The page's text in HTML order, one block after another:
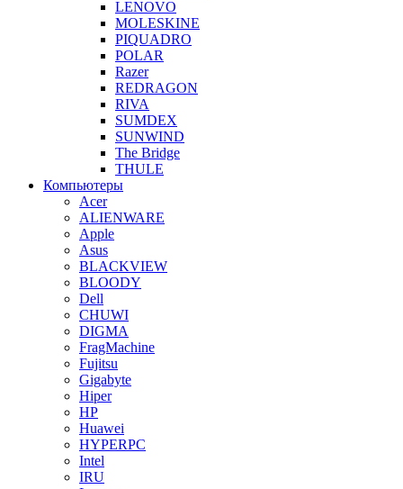
LENOVO
MOLESKINE
PIQUADRO
POLAR
Razer
REDRAGON
RIVA
SUMDEX
SUNWIND
The Bridge
THULE
Компьютеры
Acer
ALIENWARE
Apple
Asus
BLACKVIEW
BLOODY
Dell
CHUWI
DIGMA
FragMachine
Fujitsu
Gigabyte
Hiper
HP
Huawei
HYPERPC
Intel
IRU